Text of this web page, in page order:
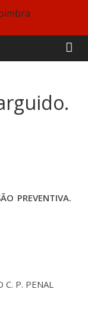
PREVENTIVA.
C. P. PENAL